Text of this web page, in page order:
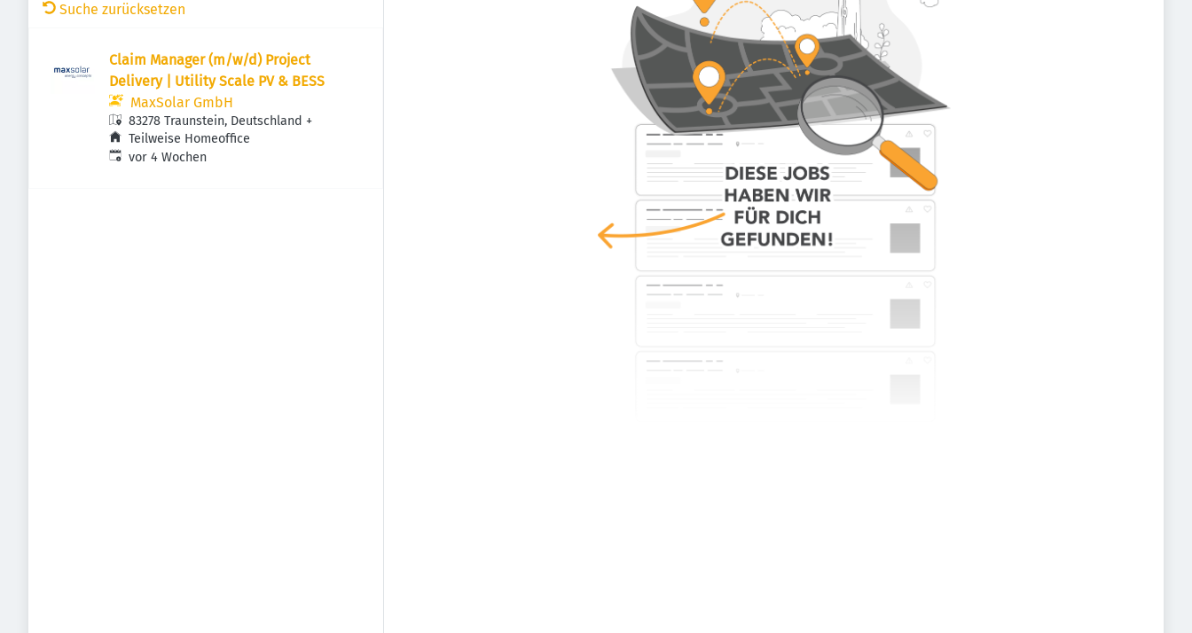
Suche zurücksetzen
Claim Manager (m/w/d) Project
Delivery | Utility Scale PV & BESS
MaxSolar GmbH
83278 Traunstein, Deutschland +
Teilweise Homeoffice
Veröffentlicht:
vor 4 Wochen